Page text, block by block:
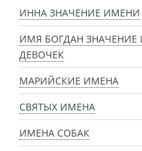
ИННА ЗНАЧЕНИЕ ИМЕНИ
ИМЯ БОГДАН
ДЕВОЧЕК
МАРИЙСКИЕ ИМЕНА
СВЯТЫХ ИМЕНА
ИМЕНА СОБАК